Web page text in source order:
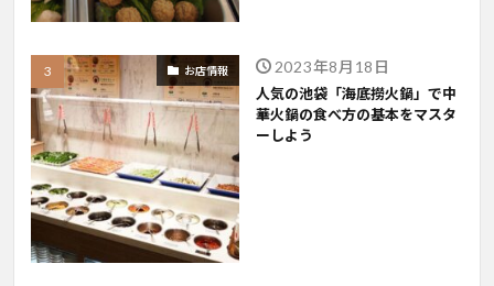
お店情報 2023年8月18日
人気の池袋「海底撈火鍋」で中
華火鍋の食べ方の基本をマスタ
ーしよう